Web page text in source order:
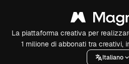
La piattaforma creativa per
1 milione di abbonati tra creativi,
Italiano